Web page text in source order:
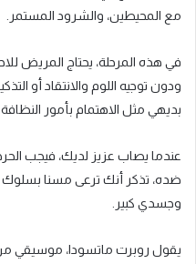
مع المحيطين، والشرود المستمر.
في هذه المرحلة، يحتاج المريض
ودون توجيه اللوم والانتقاد أو
بديهي مثل الاهتمام بأمور
عندما يصاب عزيز لديك، فيجب
ضده، تذكر أنك ترعى مسنا
وجسدي كبير.
يقول روبرت ماتسودا، موسيقي